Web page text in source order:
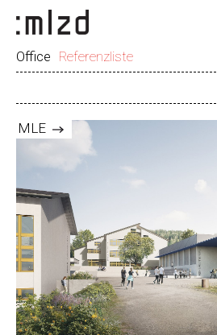
Office Referenzliste
MLE